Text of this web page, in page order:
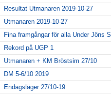
Resultat Utmanaren 2019-10-27
Utmanaren 2019-10-27
Fina framgångar för alla Under Jöns
Rekord på UGP 1
Utmanaren + KM Bröstsim 27/10
DM 5-6/10 2019
Endagsläger 27/10-19